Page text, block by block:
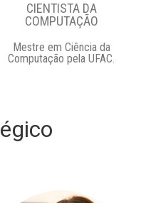
CIENTISTA DA
COMPUTAÇÃO
Mestre em Ciência da
Computação pela UFAC.